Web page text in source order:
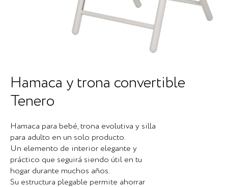
Hamaca y trona convertible
Tenero
Hamaca para bebé, trona evolutiva y silla
para adulto en un solo producto.
Un elemento de interior elegante y
práctico que seguirá siendo útil en tu
hogar durante muchos años.
Su estructura plegable permite ahorrar